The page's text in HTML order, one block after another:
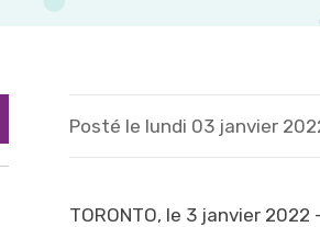
Posté le lundi 03 janvier
TORONTO, le 3 janvier